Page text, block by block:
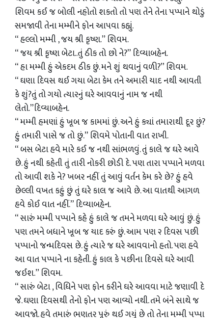
શિવમ કઈ જ બોલી નહોતો શકતો તો પણ તેને તેના પપ્પાને થોડું
સમજાવી તેના મમ્મીને ફોન આપવા કહ્યું.
“ હલ્લો મમ્મી , જય શ્રી કૃષ્ણ.” શિવમ.
“ જય શ્રી કૃષ્ણ બેટા..તું ઠીક તો છો ને?” દિવ્યાબહેન.
“ હા મમ્મી હું એકદમ ઠીક છું. મને શું થવાનું વળી?” શિવમ.
“ ઘણા દિવસ થઈ ગયા બેટા કેમ તને અમારી યાદ નથી આવતી
કે શું?તું તો ગયો ત્યારનું ઘરે આવવાનું નામ જ નથી
લેતો.”દિવ્યાબહેન.
“ મમ્મી હમણાં હું ખૂબ જ કામમાં છું. અને હું ક્યાં તમારાથી દૂર છું?
હું તમારી પાસે જ તો છું.” શિવમે પોતાની વાત રાખી.
“ બસ બેટા હવે મારે કઈ જ નથી સાંભળવું. તું કાલે જ ઘરે આવે
છે. હું નથી કહેતી તું તારી નોકરી છોડી દે. પણ તારા પપ્પાને મળવા
તો આવી શકે ને? ખબર નહીં તું આવું વર્તન કેમ કરે છે? હું હવે
છેલ્લી વખત કહું છું તું ઘરે કાલ જ આવે છે. આ વાતથી આગળ
હવે કોઈ વાત નહીં.” દિવ્યાબહેન.
“ સારું મમ્મી પપ્પાને કહે હું કાલે જ તમને મળવા ઘરે આવું છું. હું
પણ તમને બધાને ખૂબ જ યાદ કરું છું. આમ પણ ૨ દિવસ પછી
પપ્પાનો જન્મદિવસ છે. હું ત્યારે જ ઘરે આવવાનો હતો. પણ હવે
આ વાત પપ્પાને ના કહેતી. હું કાલ કે પછીના દિવસે ઘરે આવી
જઈશ.” શિવમ.
“ સારું બેટા , વિધિને પણ ફોન કરીને ઘરે આવવા માટે જણાવી દે
જે. ઘણા દિવસથી તેનો ફોન પણ આવ્યો નથી. તમે બંને સાથે જ
આવજો. હવે તમારું ભણતર પૂરું થઈ ગયું છે તો તેના મમ્મી પપ્પા